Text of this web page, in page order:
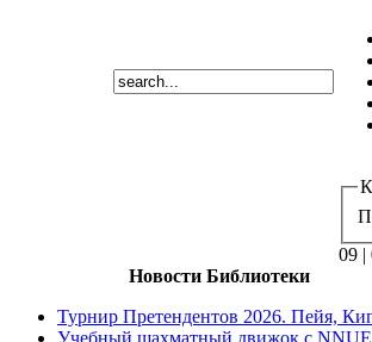
09 |
Новости Библиотеки
Турнир Претендентов 2026. Пейя,
Учебный шахматный движок с NNUE